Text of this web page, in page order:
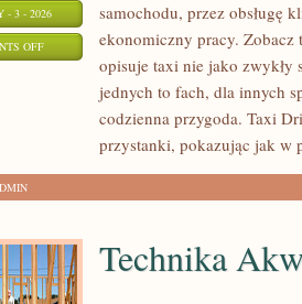
- 3 - 2026
OFFON
PORADNIKI
KIEROWCÓW
samochodu, przez obsługę
ekonomiczny pracy. Zobacz
opisuje taxi nie jako zwykły
jednych to fach, dla innych
codzienna przygoda. Taxi
przystanki, pokazując jak w
Technika